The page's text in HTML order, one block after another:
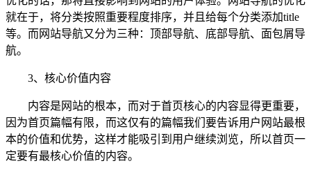
就在于，将分类按照重要程度排序，并且给每个分类添加title
等。而网站导航又分为三种：顶部导航、底部导航、面包屑导
航。
3、核心价值内容
内容是网站的根本，而对于首页核心的内容显得更重要，
因为首页篇幅有限，而这仅有的篇幅我们要告诉用户网站最根
本的价值和优势，这样才能吸引到用户继续浏览，所以首页一
定要有最核心价值的内容。